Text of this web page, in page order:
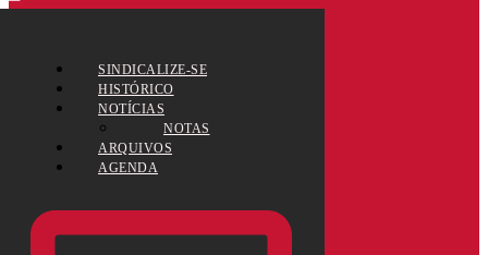
SINDICALIZE-SE
HISTÓRICO
NOTÍCIAS
NOTAS
ARQUIVOS
AGENDA